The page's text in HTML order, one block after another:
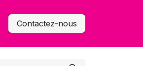
Contactez-nous